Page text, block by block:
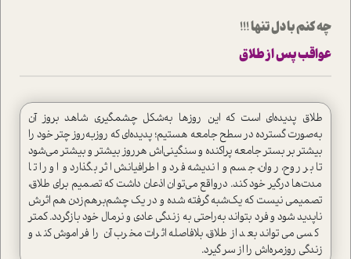
چه کنم با دل تنها !!!
عواقب پس از طلاق
طلاق پدیده‌ای ا‌ست که این روزها به‌شکل چشمگیری شاهد بروز آن
به‌صورت گسترده‌ در سطح جامعه هستیم؛ پدیده‌ای که روز‌به‌روز چتر خود را
بیشتر بر بستر جامعه پراکنده و سنگینی‌اش هر‌روز بیشتر و بیشتر می‌شود
تا بر روح، روان، جسم و اندیشه فرد و اطرافیانش اثر بگذارد و او را تا
مدت‌ها درگیر خود کند. در‌واقع می‌توان اذعان داشت که تصمیم برای طلاق،
تصمیمی نیست که یک‌شبه گرفته شده و در یک چشم‌برهم‌زدن هم اثرش
ناپدید شود و فرد بتواند به‌راحتی به زندگی عادی و نرمال خود بازگردد. کمتر
کسی می‌تواند بعد از طلاق، بلافاصله اثرات مخرب آن را فراموش کند و
زندگی روزمره‌اش را از سر گیرد.